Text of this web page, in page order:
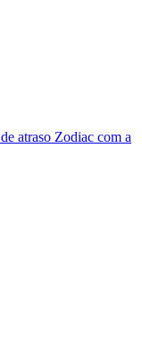
de atraso Zodiac com a